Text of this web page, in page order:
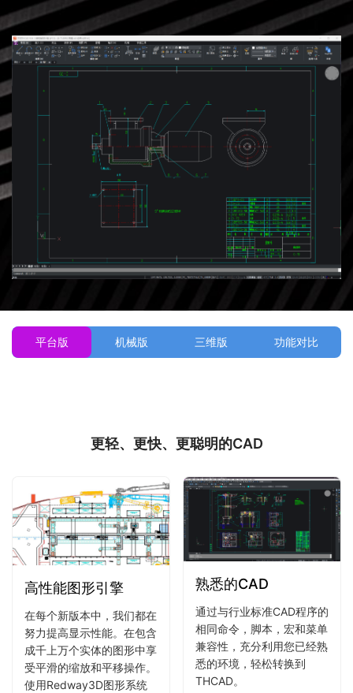
平台版 机械版 三维版 功能对比
更轻、更快、更聪明的CAD
高性能图形引擎
在每个新版本中，我们都在
努力提高显示性能。在包含
成千上万个实体的图形中享
受平滑的缩放和平移操作。
使用Redway3D图形系统
熟悉的CAD
通过与行业标准CAD程序的
相同命令，脚本，宏和菜单
兼容性，充分利用您已经熟
悉的环境，轻松转换到
THCAD。